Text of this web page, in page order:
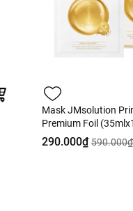
Mask JMsolution
Premium Foil
Hàng Duty
290.000₫ 590.000₫